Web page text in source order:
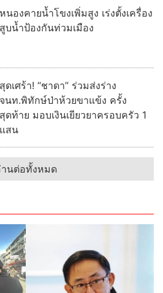
หนองคายน้ำโขงเพิ่มสูง เร่งตั้งเครื่อง
สูบน้ำป้องกันท่วมเมือง
สุดเศร้า! “ชาดา” ร่วมส่งร่าง
จนท.พิทักษ์ป่าห้วยขาแข้ง ครั้ง
สุดท้าย มอบเงินเยียวยาครอบครัว 1
แสน
นต่อทั้งหมด